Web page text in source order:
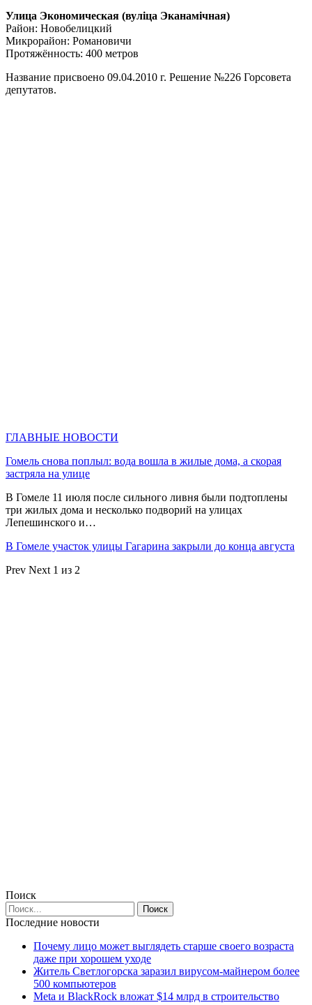
Улица Экономическая (вулiца Эканамічная)
Район: Новобелицкий
Микрорайон: Романовичи
Протяжённость: 400 метров
Название присвоено 09.04.2010 г. Решение №226 Горсовета
депутатов.
ГЛАВНЫЕ НОВОСТИ
Гомель снова поплыл: вода вошла в жилые дома, а скорая
застряла на улице
В Гомеле 11 июля после сильного ливня были подтоплены
три жилых дома и несколько подворий на улицах
Лепешинского и…
В Гомеле участок улицы Гагарина закрыли до конца августа
Prev Next 1 из 2
Поиск
Последние новости
Почему лицо может выглядеть старше своего возраста
даже при хорошем уходе
Житель Светлогорска заразил вирусом-майнером более
500 компьютеров
Meta и BlackRock вложат $14 млрд в строительство